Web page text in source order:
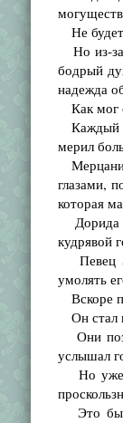
Не будет
Но из-за
бодрый
надежда
Как мог
Каждый
мерил
глазами,
которая
Дорида
кудрявой
Певец
умолять
Вскоре
Он стал
Они
услышал
Но уже
Это был